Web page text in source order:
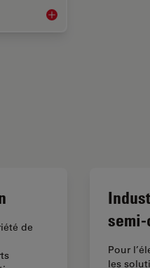
Microscopes
de
Pour
les